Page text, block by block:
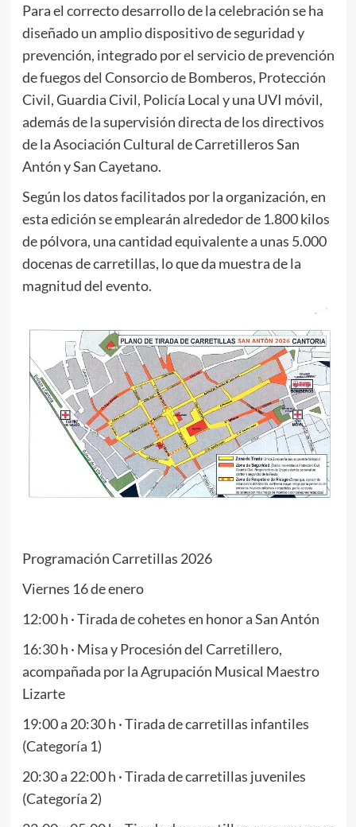
Para el correcto desarrollo de la celebración se ha
diseñado un amplio dispositivo de seguridad y
prevención, integrado por el servicio de prevención
de fuegos del Consorcio de Bomberos, Protección
Civil, Guardia Civil, Policía Local y una UVI móvil,
además de la supervisión directa de los directivos
de la Asociación Cultural de Carretilleros San
Antón y San Cayetano.
Según los datos facilitados por la organización, en
esta edición se emplearán alrededor de 1.800 kilos
de pólvora, una cantidad equivalente a unas 5.000
docenas de carretillas, lo que da muestra de la
magnitud del evento.
Programación Carretillas 2026
Viernes 16 de enero
12:00 h · Tirada de cohetes en honor a San Antón
16:30 h · Misa y Procesión del Carretillero,
acompañada por la Agrupación Musical Maestro
Lizarte
19:00 a 20:30 h · Tirada de carretillas infantiles
(Categoría 1)
20:30 a 22:00 h · Tirada de carretillas juveniles
(Categoría 2)